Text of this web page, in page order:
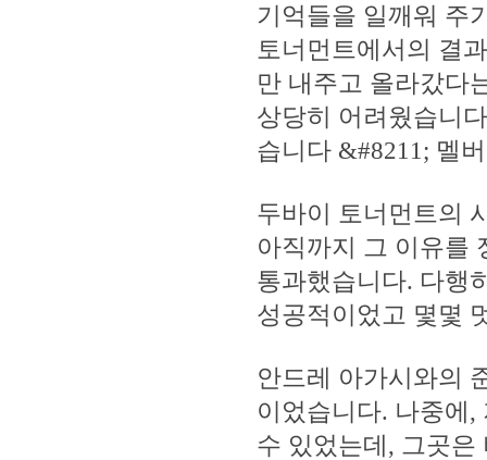
기억들을 일깨워 주
토너먼트에서의 결
만 내주고 올라갔다
상당히 어려웠습니
습니다 &#8211; 멜
두바이 토너먼트의
아직까지 그 이유를
통과했습니다. 다행
성공적이었고 몇몇
안드레 아가시와의
이었습니다. 나중에
수 있었는데, 그곳은